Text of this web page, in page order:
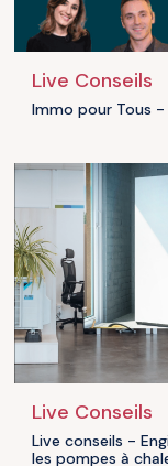
Live Conseils
Immo pour Tous -
Live Conseils
Live conseils -
les pompes à